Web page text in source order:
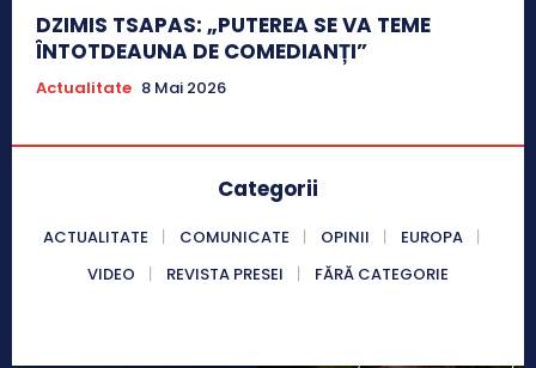
DZIMIS TSAPAS: „PUTEREA SE VA TEME
ÎNTOTDEAUNA DE COMEDIANȚI”
Actualitate 8 Mai 2026
Categorii
ACTUALITATE COMUNICATE OPINII
EUROPA
VIDEO
REVISTA PRESEI FĂRĂ CATEGORIE